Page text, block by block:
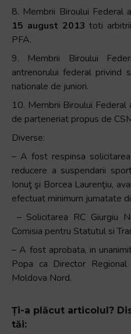
8. Membrii Biroului Federal
15 august 2013 toti
PFA.
9. Membrii Biroului
antrenorului federal privind
nationale de juniori.
10. Membrii Biroului
de parteneriat propus de
Diverse:
– A fost respinsa
reducere a suspendarii
Ionuţ şi Borcea Laurenţiu,
efectuat minimum jumatate
– Solicitarea RC Giurgiu
Comisia pentru Statutul si
– A fost aprobata, in
Popa ca Director
Moldova Nord.
Ți-a plăcut articolul?
tăi: